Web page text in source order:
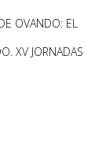
OVANDO: EL
XV JORNADAS